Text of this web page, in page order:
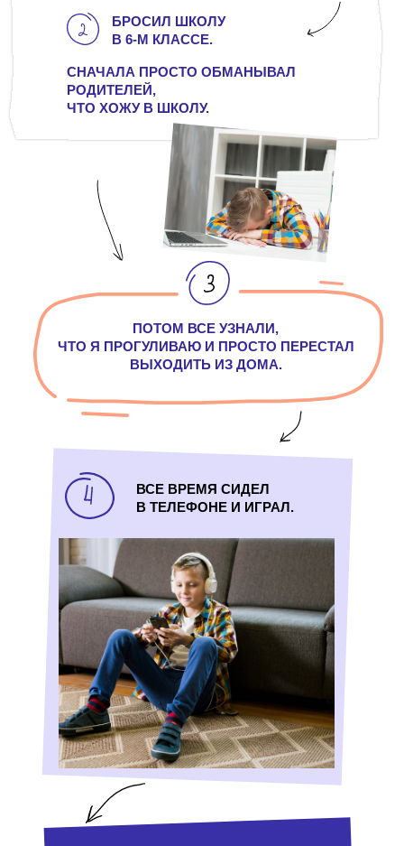
БРОСИЛ ШКОЛУ
В 6-М КЛАССЕ.
СНАЧАЛА ПРОСТО ОБМАНЫВАЛ
РОДИТЕЛЕЙ,
ЧТО ХОЖУ В ШКОЛУ.
ПОТОМ ВСЕ УЗНАЛИ,
ЧТО Я ПРОГУЛИВАЮ И ПРОСТО ПЕРЕСТАЛ
ВЫХОДИТЬ ИЗ ДОМА.
ВСЕ ВРЕМЯ СИДЕЛ
В ТЕЛЕФОНЕ И ИГРАЛ.